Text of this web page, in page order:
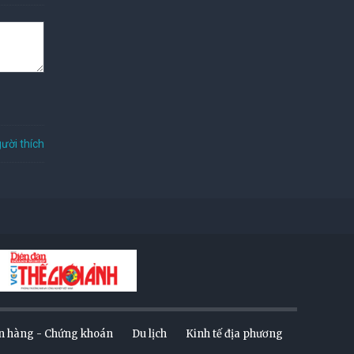
thích
hàng - Chứng khoán Du lịch
Kinh tế địa phương